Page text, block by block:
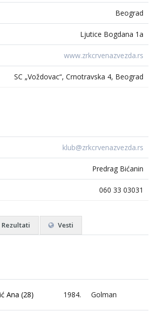
Beograd
Ljutice Bogdana 1a
www.zrkcrvenazvezda.rs
SC „Voždovac“, Crnotravska 4, Beograd
klub@zrkcrvenazvezda.rs
Predrag Bićanin
060 33 03031
Rezultati Vesti
Ana (28) 1984. Golman